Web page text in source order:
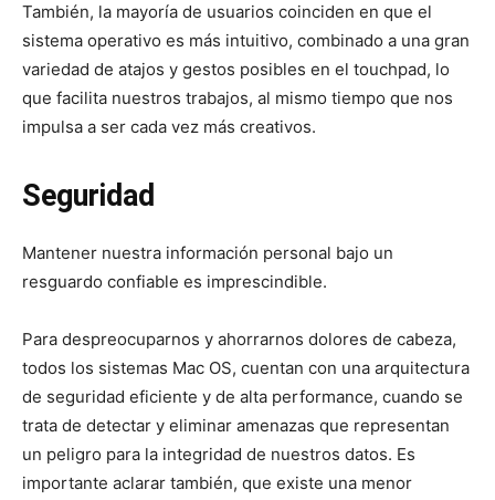
También, la mayoría de usuarios coinciden en que el
sistema operativo es más intuitivo, combinado a una gran
variedad de atajos y gestos posibles en el touchpad, lo
que facilita nuestros trabajos, al mismo tiempo que nos
impulsa a ser cada vez más creativos.
Seguridad
Mantener nuestra información personal bajo un
resguardo confiable es imprescindible.
Para despreocuparnos y ahorrarnos dolores de cabeza,
todos los sistemas Mac OS, cuentan con una arquitectura
de seguridad eficiente y de alta performance, cuando se
trata de detectar y eliminar amenazas que representan
un peligro para la integridad de nuestros datos. Es
importante aclarar también, que existe una menor